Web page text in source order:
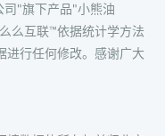
"旗下产品"小熊油
么互联™依据统计学方法
进行任何修改。感谢广大